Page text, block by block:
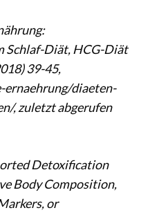
Schlaf-Diät, HCG-Diät
39-45,
diaeten-
, zuletzt abgerufen
Detoxification
Body Composition,
or